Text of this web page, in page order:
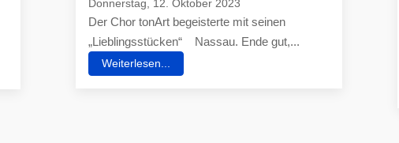
Donnerstag, 12. Oktober 2023
Der Chor tonArt begeisterte mit seinen
„Lieblingsstücken“ Nassau. Ende gut,...
Weiterlesen...